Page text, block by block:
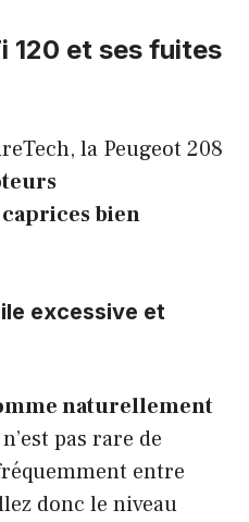
120 et ses fuites
la Peugeot 208
bien
excessive et
naturellement
pas rare de
entre
donc le niveau